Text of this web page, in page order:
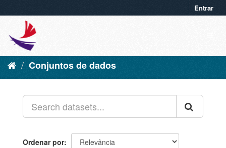
Entrar
Conjuntos de dados
Ordenar por